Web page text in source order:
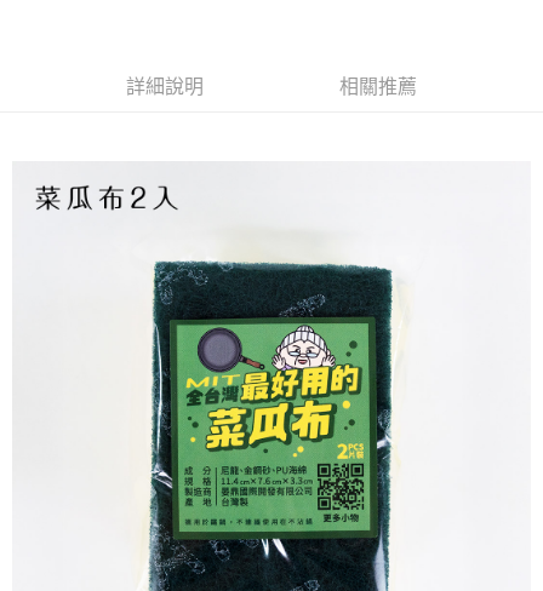
2.透過簡訊連結打開帳單後，可選擇「超商條碼／台灣大直營門市／銀行轉
用戶於交易時，得透過本服務購買商品或服務，並由商店將買賣／分期付款
資料（包含姓名、電話或地址）提供予台灣大哥大進項蒐集、處理及利用，
由本公司與您本人進行分期帳單所需資料之確認、核對及更正。
3.完整用戶服務條款，請詳閱以下連結：https://oppay.tw/userRule
１．於結帳方式選擇「AFTEE先享後付」後，將跳轉至「AFTEE先享後付」
結帳頁面，進行簡訊認證並確認金額後，即可完成結帳。
※ 請注意：結帳手續完成當下不需立刻繳費，但若您需要取消訂單，請聯絡
購買商品的店家。未經商家同意取消之訂單仍視為有效，需透過AFTEE先享
是否繳費成功／繳費後需取消欲退款等相關疑問，請聯繫「AFTEE先享後付
https://netprotections.freshdesk.com/support/home
１．透過由恩沛科技股份有限公司提供之「AFTEE先享後付」服務完成之交
易，需依本服務之必要範圍內提供個人資料，並將交易相關給付款項請求債
權轉讓予恩沛科技股份有限公司。
２．關於個人資料處理事宜，請瀏覽以下網址：
https://aftee.tw/terms/#terms3
３．未成年的使用者請事先徵得法定代理人或監護人之同意方可使用
「AFTEE先享後付」，若未經同意申辦者引起之損失，本公司不負相關責
４．使用「AFTEE先享後付」時，將依據個別帳號之用戶狀況，依本公司即
時審查核予不同之上限額度；若仍有額度不足之情形，本公司將視審查結果
請求用戶進行身份認證。
付款後7-11取貨，滿3000免運
每筆NT$150，滿NT$3,000(含以上)免運費
每筆NT$150，滿NT$3,000(含以上)免運費
詳細說明 相關推薦